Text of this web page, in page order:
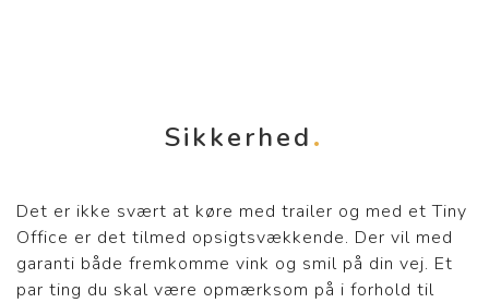
Sikkerhed
Det er ikke svært at køre med trailer og med et Tiny
Office er det tilmed opsigtsvækkende. Der vil med
garanti både fremkomme vink og smil på din vej. Et
par ting du skal være opmærksom på i forhold til